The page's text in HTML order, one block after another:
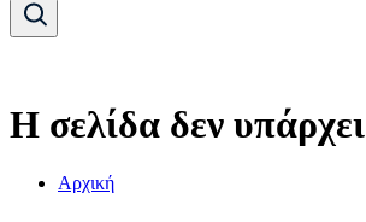
Η σελίδα δεν υπάρχει
Αρχική